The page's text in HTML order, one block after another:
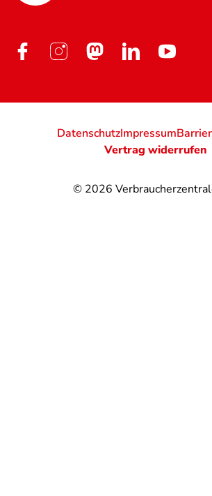
© 2026
DatenschutzImpressum
Vertrag widerrufen